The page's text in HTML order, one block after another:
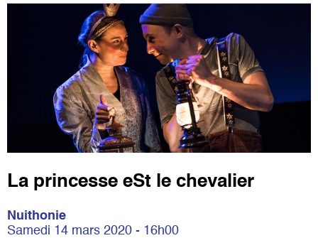
La princesse eSt le chevalier
Nuithonie
Samedi 14 mars 2020 - 16h00